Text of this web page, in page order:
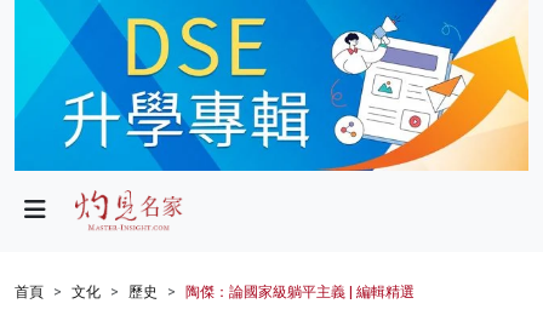
政局
財經
首頁 文化 歷史 陶傑：論國家級躺平主義 | 編輯精選